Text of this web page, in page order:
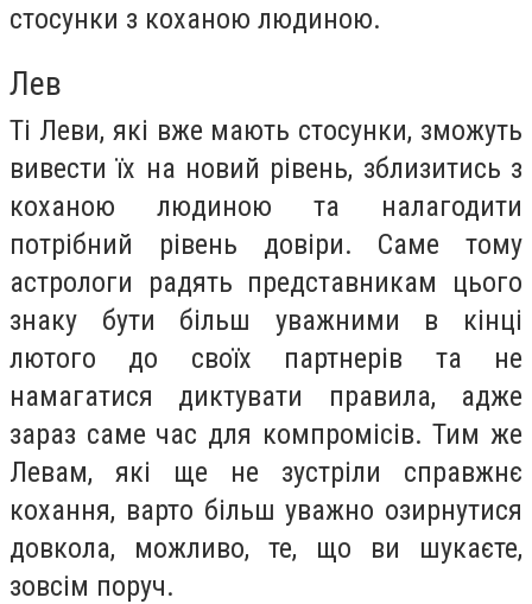
стосунки з коханою людиною.
Лев
Ті Леви, які вже мають стосунки, зможуть
вивести їх на новий рівень, зблизитись з
коханою людиною та налагодити
потрібний рівень довіри. Саме тому
астрологи радять представникам цього
знаку бути більш уважними в кінці
лютого до своїх партнерів та не
намагатися диктувати правила, адже
зараз саме час для компромісів. Тим же
Левам, які ще не зустріли справжнє
кохання, варто більш уважно озирнутися
довкола, можливо, те, що ви шукаєте,
зовсім поруч.